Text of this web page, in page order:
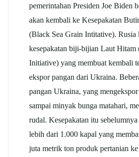
pemerintahan Presiden Joe Biden
akan kembali ke Kesepakatan
(Black Sea Grain Intitative). Rusia
kesepakatan biji-bijian Laut Hitam
Initiative) yang membuat kembali
ekspor pangan dari Ukraina.
pangan Ukraina, yang
sampai minyak bunga matahari,
rudal. Kesepakatan itu
lebih dari 1.000 kapal yang
juta metrik ton produk pertanian